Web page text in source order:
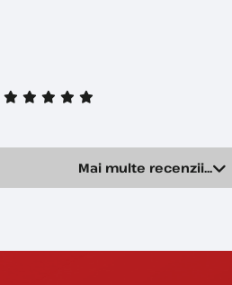
Mai multe recenzii...